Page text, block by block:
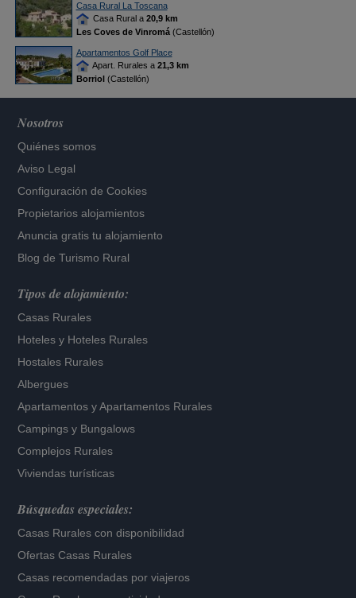
Casa Rural La Toscana
Casa Rural a 20,9 km
Les Coves de Vinromá(Castellón)
Apartamentos Golf Place
Apart. Rurales a 21,3 km
Borriol(Castellón)
Nosotros
Quiénes somos
Aviso Legal
Configuración de Cookies
Propietarios alojamientos
Anuncia gratis tu alojamiento
Blog de Turismo Rural
Tipos de alojamiento:
Casas Rurales
Hoteles y Hoteles Rurales
Hostales Rurales
Albergues
Apartamentos yApartamentos Rurales
Campings y Bungalows
Complejos Rurales
Viviendas turísticas
Búsquedas especiales:
Casas Rurales con disponibilidad
Ofertas Casas Rurales
Casas recomendadas por viajeros